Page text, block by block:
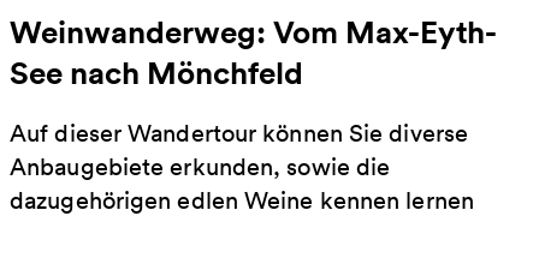
Weinwanderweg: Vom Max-Eyth-
See nach Mönchfeld
Auf dieser Wandertour können Sie diverse
Anbaugebiete erkunden, sowie die
dazugehörigen edlen Weine kennen lernen